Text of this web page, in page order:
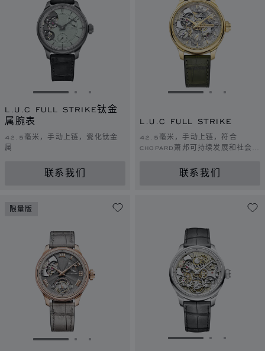
转到幻灯片 1转到幻灯片 2
转到幻灯片 3
L.U.C FULL STRIKE钛金
属腕表
42.5毫米，手动上链，瓷化钛金
属
联系我们
转到幻灯片 1转到幻灯
转到幻
L.U.C FULL STRIKE
42.5毫米，手动上链，符合
CHOPARD萧邦可持续发展和社会责
联系我们
限量版
转到幻灯片 1转到幻灯片 2
转到幻灯片 3
转到幻灯片 1转到幻灯
转到幻